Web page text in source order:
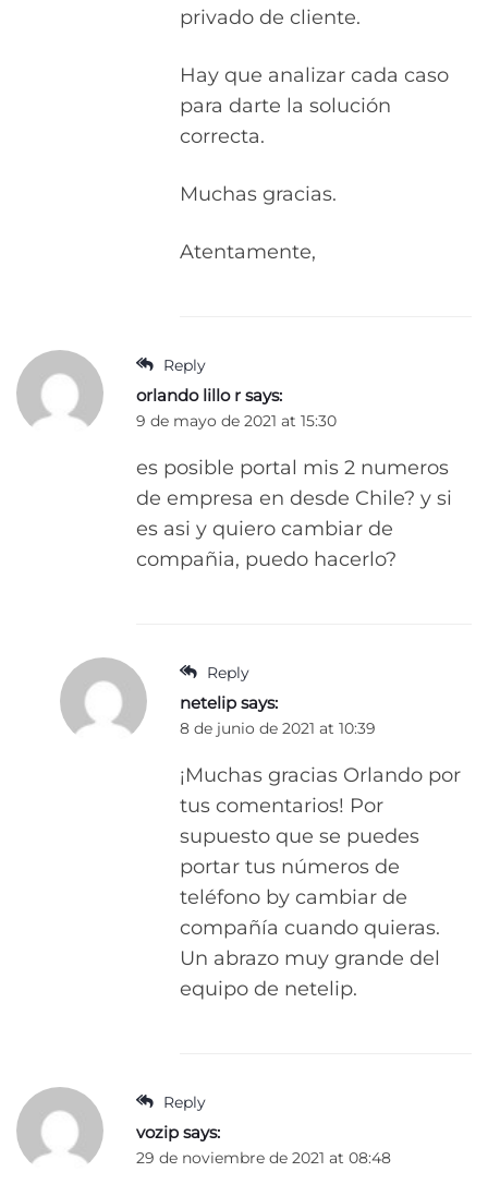
privado de cliente.
Hay que analizar cada caso
para darte la solución
correcta.
Muchas gracias.
Atentamente,
Reply
orlando lillo r says:
9 de mayo de 2021 at 15:30
es posible portal mis 2 numeros
de empresa en desde Chile? y si
es asi y quiero cambiar de
compañia, puedo hacerlo?
Reply
netelip says:
8 de junio de 2021 at 10:39
¡Muchas gracias Orlando por
tus comentarios! Por
supuesto que se puedes
portar tus números de
teléfono by cambiar de
compañía cuando quieras.
Un abrazo muy grande del
equipo de netelip.
Reply
vozip says:
29 de noviembre de 2021 at 08:48